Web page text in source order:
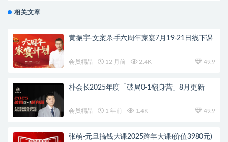
相关文章
黄振宇-文案杀手六周年家宴7月19-21日线下课
会员精品 12 月前 2.4K 49.9
朴会长2025年度「破局0-1翻身营」8月更新
会员精品 1 年前 1.4K 49.9
张萌-元旦搞钱大课2025跨年大课(价值3980元)